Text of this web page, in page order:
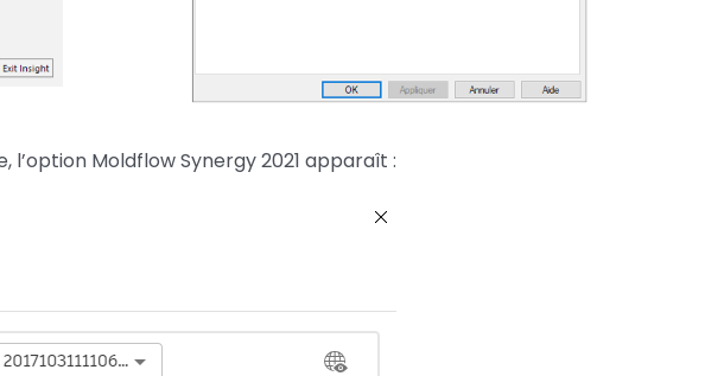
l’option Moldflow Synergy 2021 apparaît :